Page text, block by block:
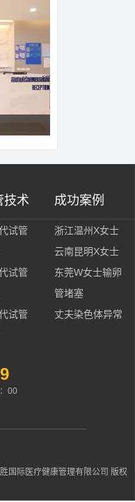
技术
试管
试管
试管
成功案例
浙江温州X女士
云南昆明X女士
东莞W女士输卵
管堵塞
丈夫染色体异常
00
国际医疗健康管理有限公司 版权